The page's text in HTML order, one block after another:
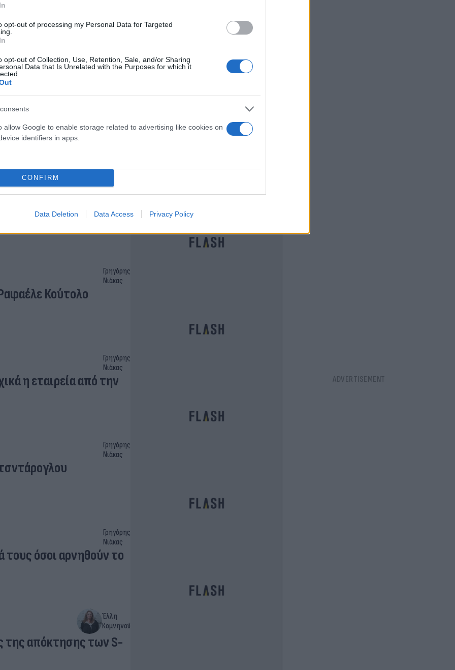
opt-out of processing my Personal Data for Targeted
opt-out of Collection, Use, Retention, Sale, and/or Sharing
Data that Is Unrelated with the Purposes for which it
allow Google to enable storage related to advertising like cookies on
identifiers in apps.
CONFIRM
Data Deletion Data Access Privacy Policy
Παναγιώτης
Γρηγόρης
Νιάκας
των Ελλήνων», λέει
Γρηγόρης
Νιάκας
Κούτολο
Γρηγόρης
Νιάκας
η εταιρεία από την
Γρηγόρης
Νιάκας
Γρηγόρης
Νιάκας
τους όσοι αρνηθούν το
Έλλη
Κομνηνού
της απόκτησης των S-